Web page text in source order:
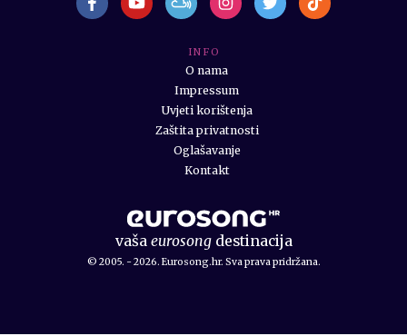
vaša eurosongdestinacija
© 2005. - 2026. Eurosong.hr. Sva prava pridržana.
I N F O
O nama
Impressum
Uvjeti korištenja
Zaštita privatnosti
Oglašavanje
Kontakt